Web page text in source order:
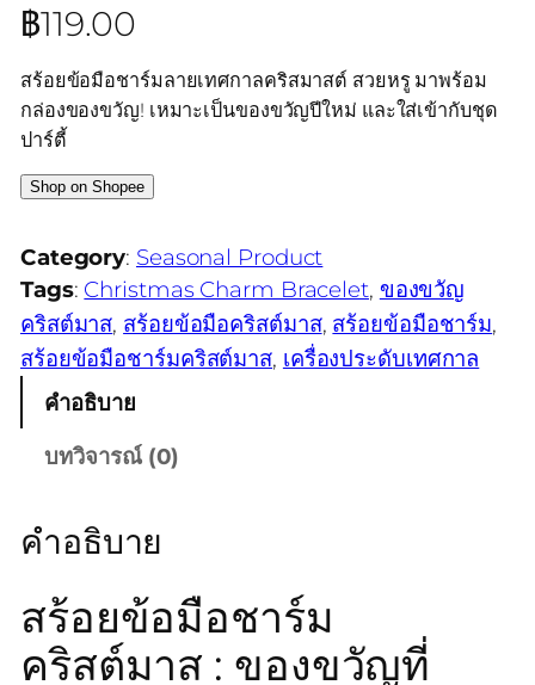
฿119.00
สร้อยข้อมือชาร์มลายเทศกาลคริสมาสต์ สวยหรู มาพร้อม
กล่องของขวัญ! เหมาะเป็นของขวัญปีใหม่ และใส่เข้ากับชุด
ปาร์ตี้
Shop on Shopee
Category: Seasonal Product
Tags: Christmas Charm Bracelet, ของขวัญ
คริสต์มาส, สร้อยข้อมือคริสต์มาส, สร้อยข้อมือชาร์ม
สร้อยข้อมือชาร์มคริสต์มาส, เครื่องประดับเทศกาล
คำอธิบาย
บทวิจารณ์ (0)
คำอธิบาย
สร้อยข้อมือชาร์ม
คริสต์มาส : ของขวัญที่